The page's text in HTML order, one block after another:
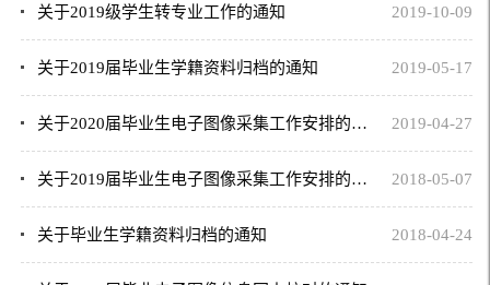
2019-10-09
关于2019级学生转专业工作的通知
2019-05-17
关于2019届毕业生学籍资料归档的通知
2019-04-27
关于2020届毕业生电子图像采集工作安排的通知
2018-05-07
关于2019届毕业生电子图像采集工作安排的通知
2018-04-24
关于毕业生学籍资料归档的通知